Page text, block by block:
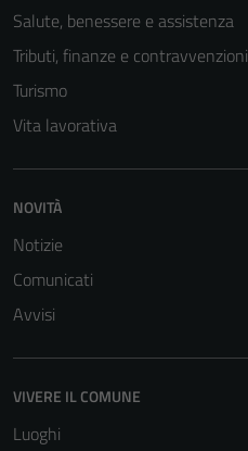
Salute, benessere e assistenza
Tributi, finanze e contravvenzioni
Turismo
Vita lavorativa
NOVITÀ
Notizie
Comunicati
Avvisi
VIVERE IL COMUNE
Luoghi